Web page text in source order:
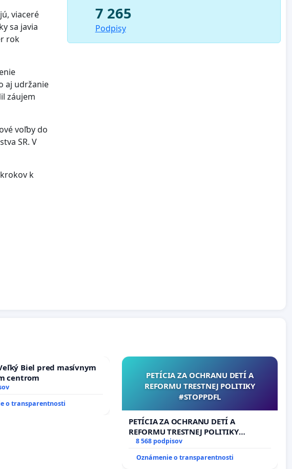
viaceré
sa javia
rok
aj udržanie
záujem
voľby do
SR. V
k
7 265
Podpisy
Biel pred masívnym
centrom
o transparentnosti
PETÍCIA ZA OCHRANU DETÍ A
REFORMU TRESTNEJ POLITIKY
#STOPPDFL
PETÍCIA ZA OCHRANU DETÍ A
REFORMU TRESTNEJ POLITIKY
#STOPPDFL
8 568 podpisov
Oznámenie o transparentnosti